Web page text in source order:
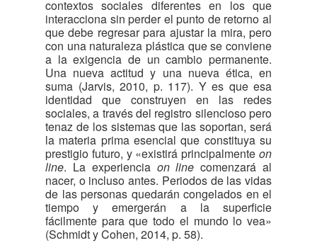
contextos sociales diferentes en los que
interacciona sin perder el punto de retorno al
que debe regresar para ajustar la mira, pero
con una naturaleza plástica que se conviene
a la exigencia de un cambio permanente.
Una nueva actitud y una nueva ética, en
suma (Jarvis, 2010, p. 117). Y es que esa
identidad que construyen en las redes
sociales, a través del registro silencioso pero
tenaz de los sistemas que las soportan, será
la materia prima esencial que constituya su
prestigio futuro, y «existirá principalmente on
line. La experiencia on line comenzará al
nacer, o incluso antes. Periodos de las vidas
de las personas quedarán congelados en el
tiempo y emergerán a la superficie
fácilmente para que todo el mundo lo vea»
(Schmidt y Cohen, 2014, p. 58).